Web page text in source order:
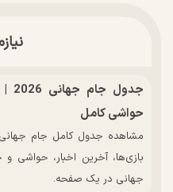
حواشی کامل
بازی‌ها، آخرین اخبار، حواشی
جهانی در یک صفحه.